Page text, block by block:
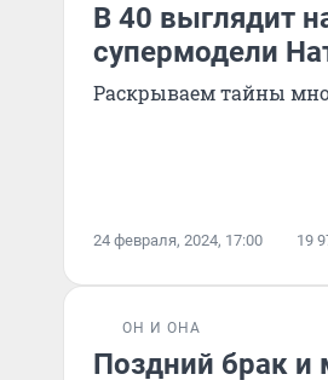
В 40 выглядит
супермодели
Раскрываем тайны
24 февраля, 2024, 17:00 19
ОН И ОНА
Поздний брак и